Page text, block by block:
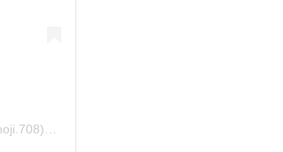
なおや鍼灸院･整体院(@katakori18.tennoji.708)がシェアした投稿